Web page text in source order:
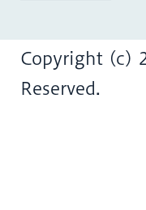
Copyright (c)
Reserved.